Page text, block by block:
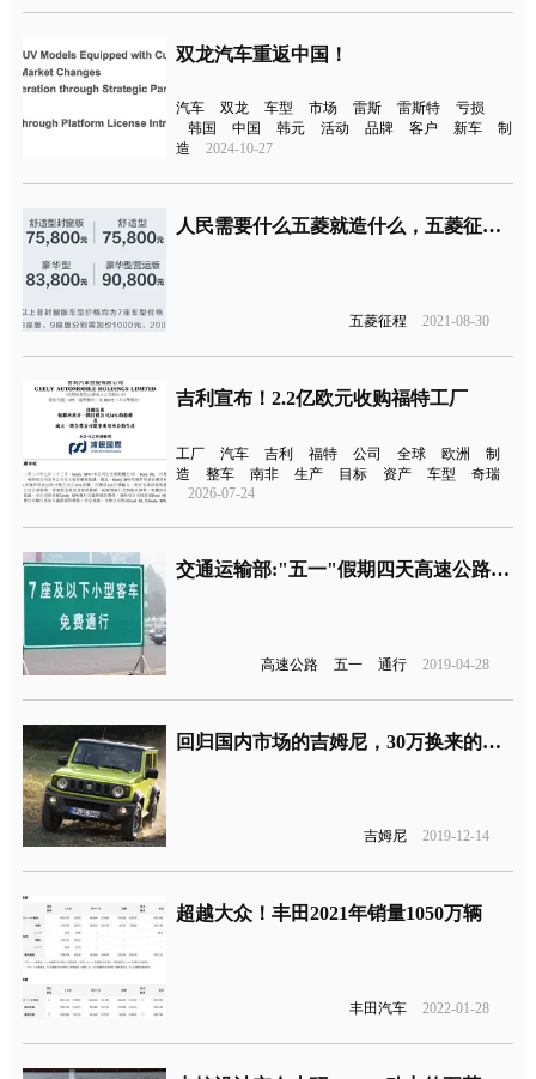
双龙汽车重返中国！
汽车 双龙 车型 市场 雷斯 雷斯特
亏损
韩国
中国 韩元 活动 品牌 客户 新车
制
造
2024-10-27
人民需要什么五菱就造什么，五菱征程上市
五菱征程 2021-08-30
吉利宣布！2.2亿欧元收购福特工厂
工厂 汽车 吉利 福特 公司 全球 欧洲
制
造
整车 南非 生产 目标 资产 车型
奇瑞
2026-07-24
交通运输部:"五一"假期四天高速公路全部免费通行
高速公路 五一 通行 2019-04-28
回归国内市场的吉姆尼，30万换来的配置都是手动
吉姆尼 2019-12-14
超越大众！丰田2021年销量1050万辆
丰田汽车 2022-01-28